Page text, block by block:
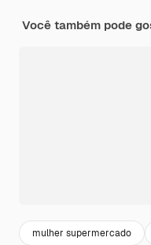
Você também pode
mulher supermercado